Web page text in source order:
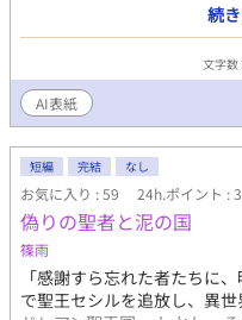
も想像していなかった。 入
真面目だが強気で、どこか
夜、取引先とのトラブル対
原は上司に向かって、いつ
んな顔、部下には見せないん
情。 その弱さを見逃さず、
「強がらなくていいですよ
タイを掴む。 引き寄せられ
た。 拒むことも、許すこと
って、ひとつずつ乱されてい
びに、自分の知らなかった
ての誇りを壊すほどに甘く、
原の視線の奥に宿るのは、
ずっと榊だけを見つめ続け
続
文字
AI表紙
短編 完結 なし
お気に入り : 59 24h.ポイント :
偽りの聖者と泥の国
篠雨
「感謝すら忘れた者たちに
で聖王セシルを追放し、異